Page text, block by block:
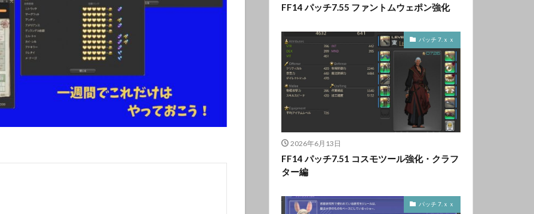
FF14 パッチ7.55 ファントムウェポン強化
パッチ 7.ｘｘ
2026年6月13日
FF14 パッチ7.51 コスモツール強化・クラフ
ター編
パッチ 7.ｘｘ